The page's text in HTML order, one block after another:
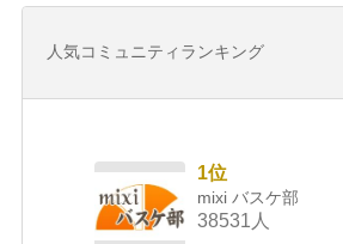
人気コミュニティランキング
1位
mixi バスケ部
38531人